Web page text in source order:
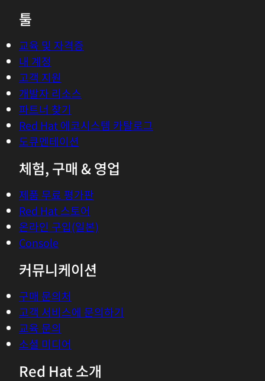
툴
교육 및 자격증
내 계정
고객 지원
개발자 리소스
파트너 찾기
Red Hat 에코시스템 카탈로그
도큐멘테이션
체험, 구매 & 영업
제품 무료 평가판
Red Hat 스토어
온라인 구입(일본)
Console
커뮤니케이션
구매 문의처
고객 서비스에 문의하기
교육 문의
소셜 미디어
Red Hat 소개